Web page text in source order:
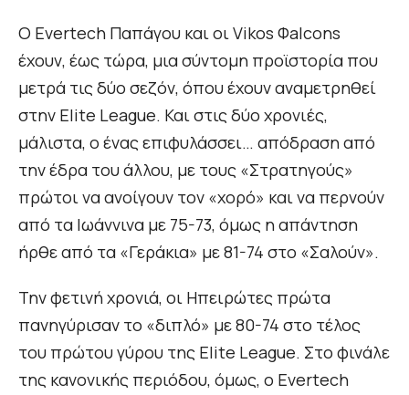
Ο Evertech Παπάγου και οι Vikos Φalcons
έχουν, έως τώρα, μια σύντομη προϊστορία που
μετρά τις δύο σεζόν, όπου έχουν αναμετρηθεί
στην Elite League. Και στις δύο χρονιές,
μάλιστα, ο ένας επιφυλάσσει… απόδραση από
την έδρα του άλλου, με τους «Στρατηγούς»
πρώτοι να ανοίγουν τον «χορό» και να περνούν
από τα Ιωάννινα με 75-73, όμως η απάντηση
ήρθε από τα «Γεράκια» με 81-74 στο «Σαλούν».
Την φετινή χρονιά, οι Ηπειρώτες πρώτα
πανηγύρισαν το «διπλό» με 80-74 στο τέλος
του πρώτου γύρου της Elite League. Στο φινάλε
της κανονικής περιόδου, όμως, ο Evertech